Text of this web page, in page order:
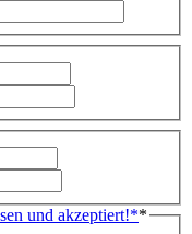
und akzeptiert!**